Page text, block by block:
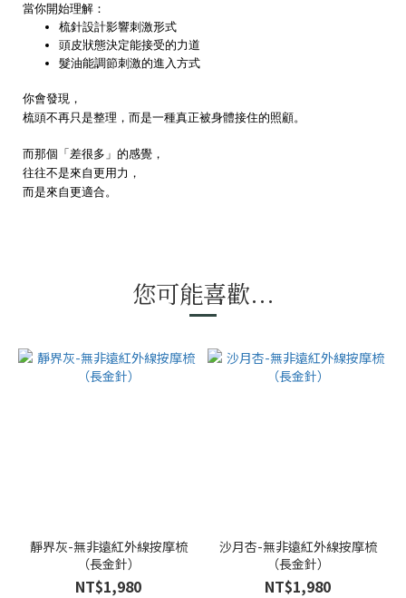
當你開始理解：
梳針設計影響刺激形式
頭皮狀態決定能接受的力道
髮油能調節刺激的進入方式
你會發現，
梳頭不再只是整理，而是一種真正被身體接住的照顧。
而那個「差很多」的感覺，
往往不是來自更用力，
而是來自更適合。
您可能喜歡...
靜界灰-無非遠紅外線按摩梳
（長金針）
NT$1,980
沙月杏-無非遠紅外線按摩梳
（長金針）
NT$1,980